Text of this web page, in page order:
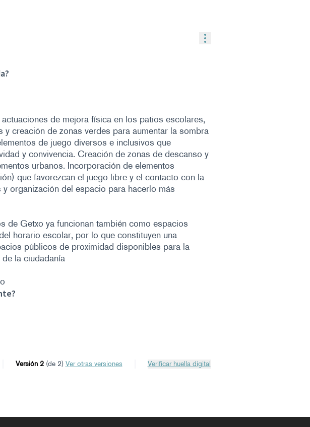
Controles de recursos
de mejora física en los patios escolares,
creación de zonas verdes para aumentar la sombra
de juego diversos e inclusivos que
y convivencia. Creación de zonas de descanso y
urbanos. Incorporación de elementos
que favorezcan el juego libre y el contacto con la
organización del espacio para hacerlo más
de Getxo ya funcionan también como espacios
horario escolar, por lo que constituyen una
públicos de proximidad disponibles para la
la ciudadanía
Versión 2(de 2) ver otras versiones Verificar huella digital